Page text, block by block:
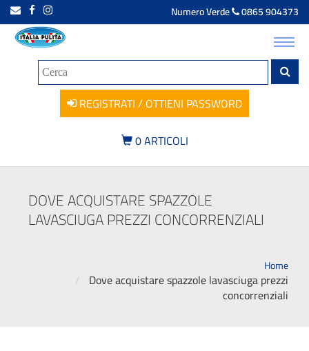
Numero Verde 0865 904373
REGISTRATI / OTTIENI PASSWORD
0ARTICOLI
DOVE ACQUISTARE SPAZZOLE
LAVASCIUGA PREZZI CONCORRENZIALI
Home
Dove acquistare spazzole lavasciuga prezzi
concorrenziali